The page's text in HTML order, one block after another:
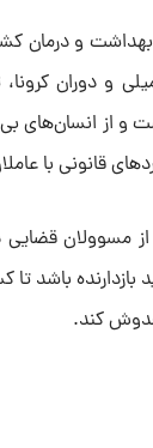
و درمان
و دوران
و از انسان‌های
قانونی با
مسوولان
بازدارنده
کند.